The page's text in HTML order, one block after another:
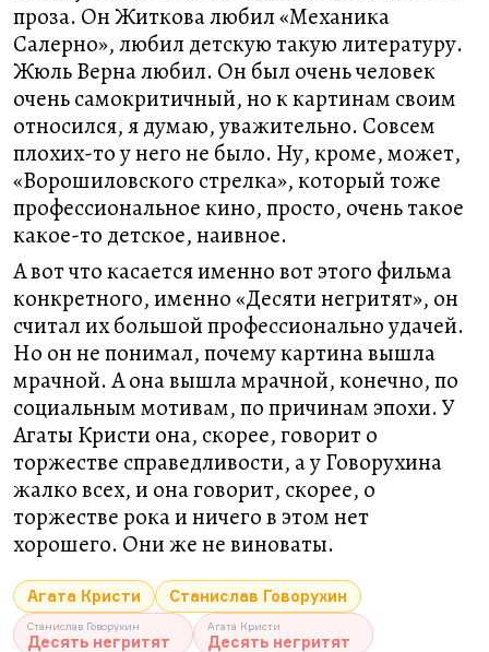
проза. Он Житкова любил «Механика
Салерно», любил детскую такую литературу.
Жюль Верна любил. Он был очень человек
очень самокритичный, но к картинам своим
относился, я думаю, уважительно. Совсем
плохих-то у него не было. Ну, кроме, может,
«Ворошиловского стрелка», который тоже
профессиональное кино, просто, очень такое
какое-то детское, наивное.
А вот что касается именно вот этого фильма
конкретного, именно «Десяти негритят», он
считал их большой профессионально удачей.
Но он не понимал, почему картина вышла
мрачной. А она вышла мрачной, конечно, по
социальным мотивам, по причинам эпохи. У
Агаты Кристи она, скорее, говорит о
торжестве справедливости, а у Говорухина
жалко всех, и она говорит, скорее, о
торжестве рока и ничего в этом нет
хорошего. Они же не виноваты.
Агата Кристи Станислав Говорухин
Станислав Говорухин
Десять негритят
Агата Кристи
Десять негритят